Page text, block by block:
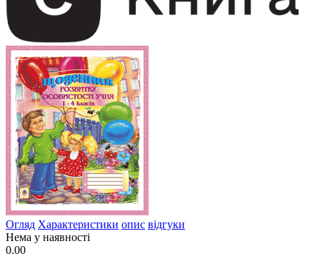
Огляд Характеристики опис відгуки
Нема у наявності
0.00